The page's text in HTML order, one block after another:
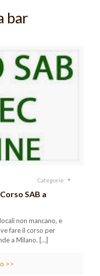
bar
Categorie
SAB a
non mancano, e
fare il corso per
a Milano. […]
>>